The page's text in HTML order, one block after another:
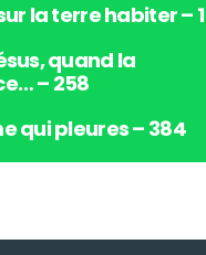
la terre habiter – 1
quand la
– 258
qui pleures – 384